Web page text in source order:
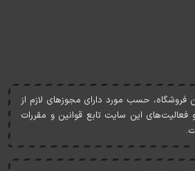
فروشگاه، حسب مورد دارای مجوزهای لازم از
فعاليت‌های اين سايت تابع قوانين و مقررات